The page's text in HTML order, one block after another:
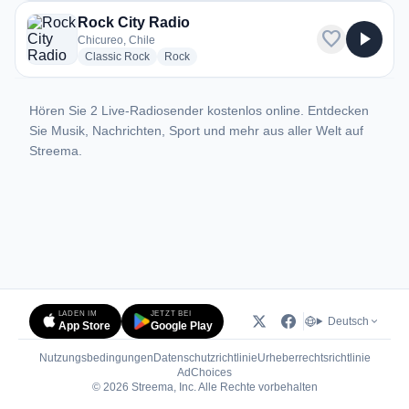
Rock City Radio
Chicureo, Chile
Classic Rockradio stations
Rockradio stations
favorite play_arrow
Hören Sie 2 Live-Radiosender kostenlos online. Entdecken
Sie Musik, Nachrichten, Sport und mehr aus aller Welt auf
Streema.
LADEN IM
App Store
JETZT BEI
Google Play Deutsch
Nutzungsbedingungen DatenschutzrichtlinieUrheberrechtsrichtlinie
AdChoices(öffnet in neuem Tab)
© 2026 Streema, Inc. Alle Rechte vorbehalten